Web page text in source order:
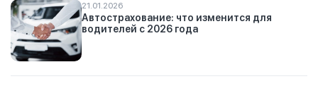
21.01.2026
Автострахование: что изменится для
водителей с 2026 года